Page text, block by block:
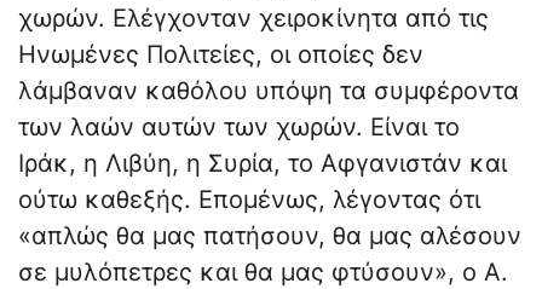
χωρών. Ελέγχονταν χειροκίνητα από τις
Ηνωμένες Πολιτείες, οι οποίες δεν
λάμβαναν καθόλου υπόψη τα συμφέροντα
των λαών αυτών των χωρών. Είναι το
Ιράκ, η Λιβύη, η Συρία, το Αφγανιστάν και
ούτω καθεξής. Επομένως, λέγοντας ότι
«απλώς θα μας πατήσουν, θα μας αλέσουν
σε μυλόπετρες και θα μας φτύσουν», ο Α.